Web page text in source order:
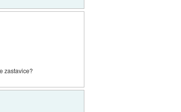
zastavice?